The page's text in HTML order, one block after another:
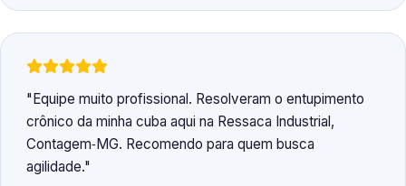
Equipe muito profissional. Resolveram o entupimento
crônico da minha cuba aqui na Ressaca Industrial,
Contagem‑MG. Recomendo para quem busca
agilidade.